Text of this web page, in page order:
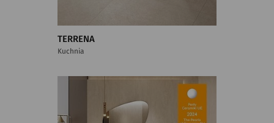
TERRENA
Kuchnia